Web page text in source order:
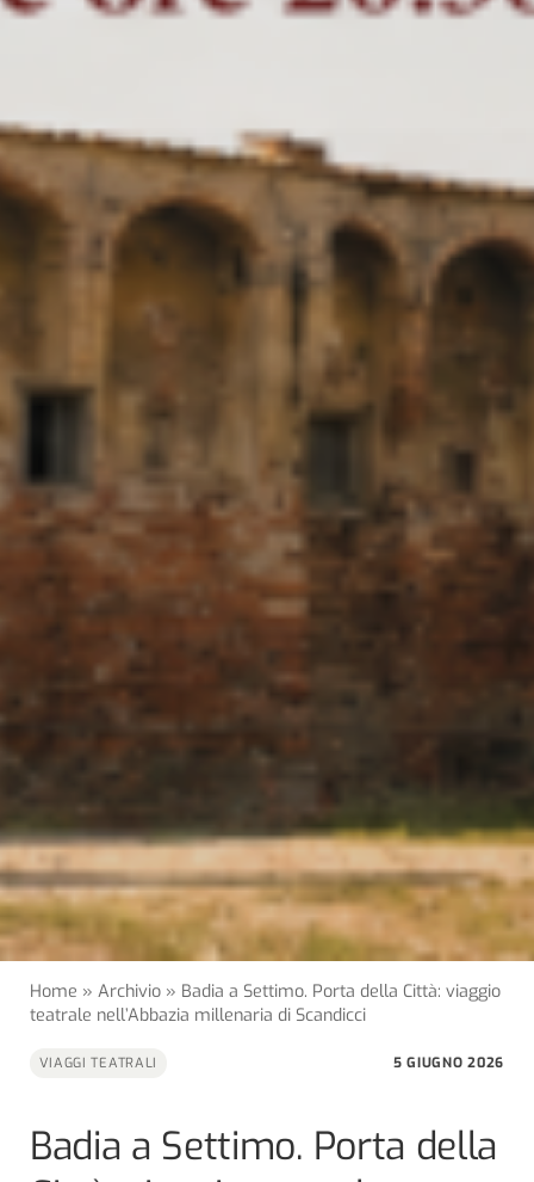
Home » Archivio» Badia a Settimo. Porta della Città: viaggio
teatrale nell’Abbazia millenaria di Scandicci
VIAGGI TEATRALI 5 GIUGNO 2026
Badia a Settimo. Porta della